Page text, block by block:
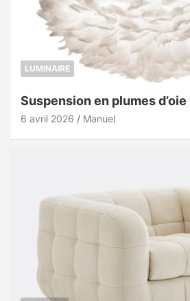
LUMINAIRE
Suspension en plumes d’oie
6 avril 2026 Manuel